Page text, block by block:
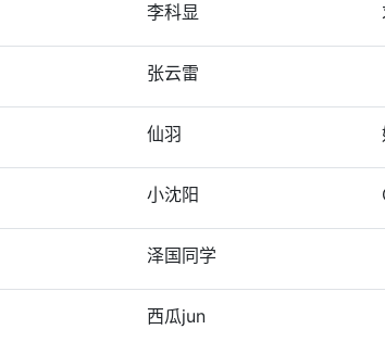
李科显
张云雷
仙羽
小沈阳
泽国同学
西瓜jun